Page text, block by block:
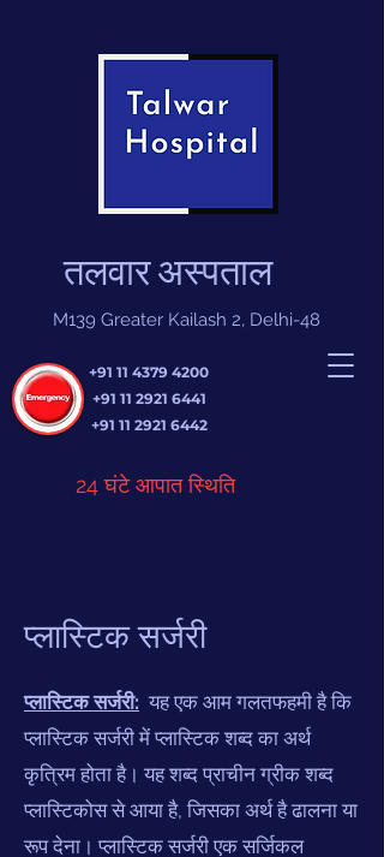
तलवार अस्पताल
+91 11 4379 4200
+91 11 2921 6441
+91 11 2921 6442
24 घंटे आपात स्थिति
M139 Greater Kailash 2, Delhi-48
प्लास्टिक सर्जरी
प्लास्टिक सर्जरी: यह एक आम गलतफहमी है कि
प्लास्टिक सर्जरी में प्लास्टिक शब्द का अर्थ
कृत्रिम होता है। यह शब्द प्राचीन ग्रीक शब्द
प्लास्टिकोस से आया है, जिसका अर्थ है ढालना या
रूप देना। प्लास्टिक सर्जरी एक सर्जिकल